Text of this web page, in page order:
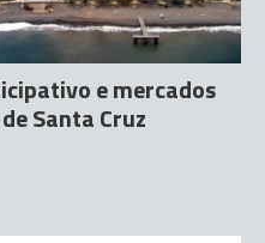
e mercados
Santa Cruz